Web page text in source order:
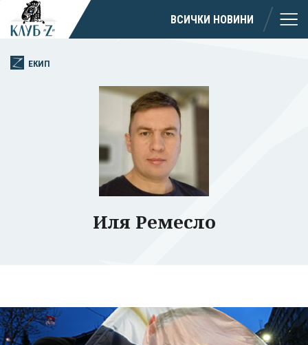
профила си!
ВСИЧКИ НОВИНИ
ЕКИП
Иля Ремесло